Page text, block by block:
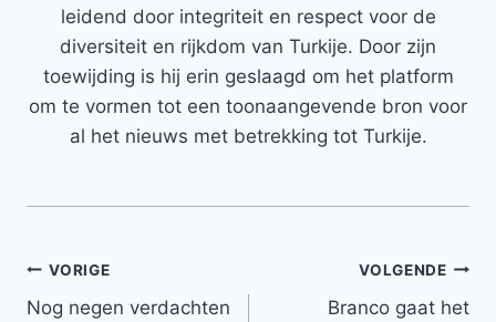
leidend door integriteit en respect voor de
diversiteit en rijkdom van Turkije. Door zijn
toewijding is hij erin geslaagd om het platform
om te vormen tot een toonaangevende bron voor
al het nieuws met betrekking tot Turkije.
Bericht
VORIGE
Nog negen verdachten
VOLGENDE
Branco gaat het